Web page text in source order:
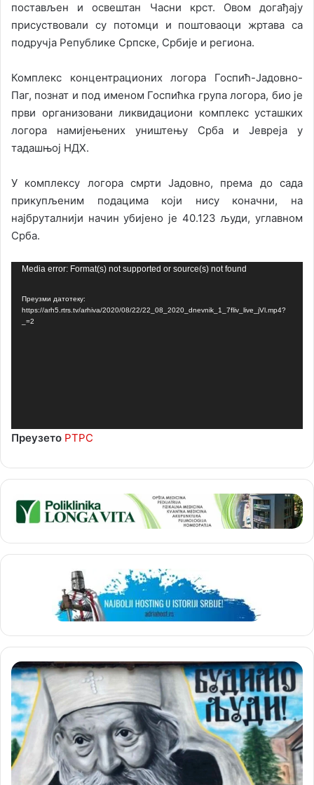
постављен и освештан Часни крст. Овом догађају
присуствовали су потомци и поштоваоци жртава са
подручја Републике Српске, Србије и региона.
Комплекс концентрационих логора Госпић-Јадовно-
Паг, познат и под именом Госпићка група логора, био је
први организовани ликвидациони комплекс усташких
логора намијењених уништењу Срба и Јевреја у
тадашњој НДХ.
У комплексу логора смрти Јадовно, према до сада
прикупљеним подацима који нису коначни, на
најбруталнији начин убијено је 40.123 људи, углавном
Срба.
Прегледач
записа
Media error: Format(s) not supported or source(s) not found
Преузми датотеку:
https://arh5.rtrs.tv/arhiva/2020/08/22/22_08_2020_dnevnik_1_7fliv_live_jVl.mp4?
_=2
Преузето РТРС